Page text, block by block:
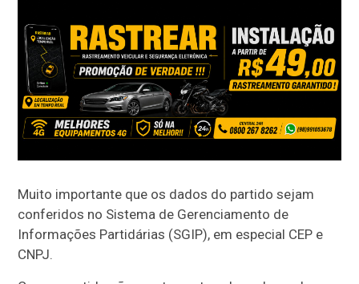
Muito importante que os dados do partido sejam
conferidos no Sistema de Gerenciamento de
Informações Partidárias (SGIP), em especial CEP e
CNPJ.